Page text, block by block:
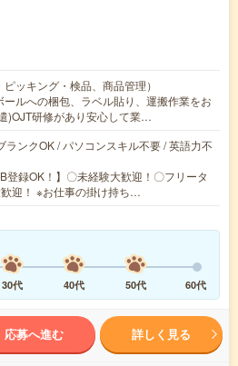
ッキング・検品、商品管理）
ルへの梱包、ラベル貼り、運搬作業をお
)OJT研修があり安心して業…
ランクOK / パソコンスキル不要 / 英語力不
登録OK！】〇未経験大歓迎！〇フリータ
迎！ ※お仕事の掛け持ち…
30代 40代 50代 60代
応募へ進む 詳しく見る